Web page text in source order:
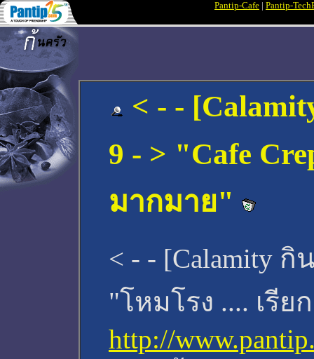
Pantip-Cafe | Pantip-
< - -
9 - > "Cafe
มากมาย"
< - - [Calamity
"โหมโรง .... เรีย
http://